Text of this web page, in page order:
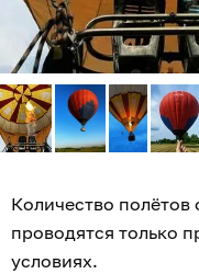
Количество
проводятся только
условиях.